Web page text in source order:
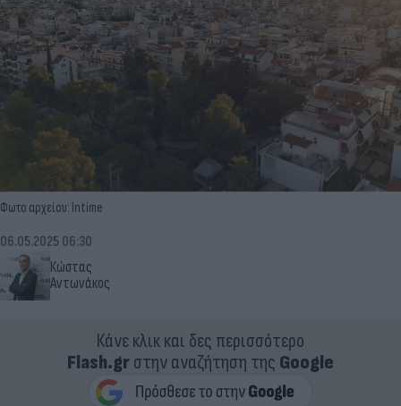
Φωτο αρχείου: Intime
Κώστας
Αντωνάκος
06.05.2025 06:30
Κάνε κλικ και δες περισσότερο
Flash.grστην αναζήτηση της Google